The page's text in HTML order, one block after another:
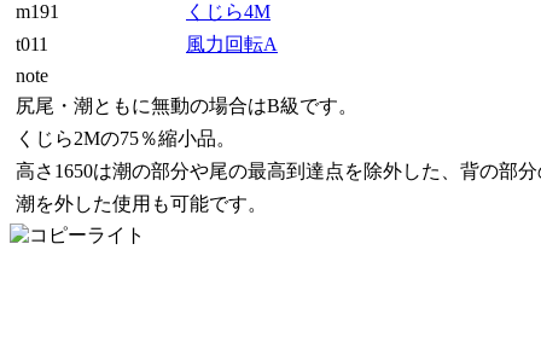
m191
くじら4M
t011
風力回転A
note
尻尾・潮ともに無動の場合はB級です。
くじら2Mの75％縮小品。
高さ1650は潮の部分や尾の最高到達点を除外した、背の部
潮を外した使用も可能です。